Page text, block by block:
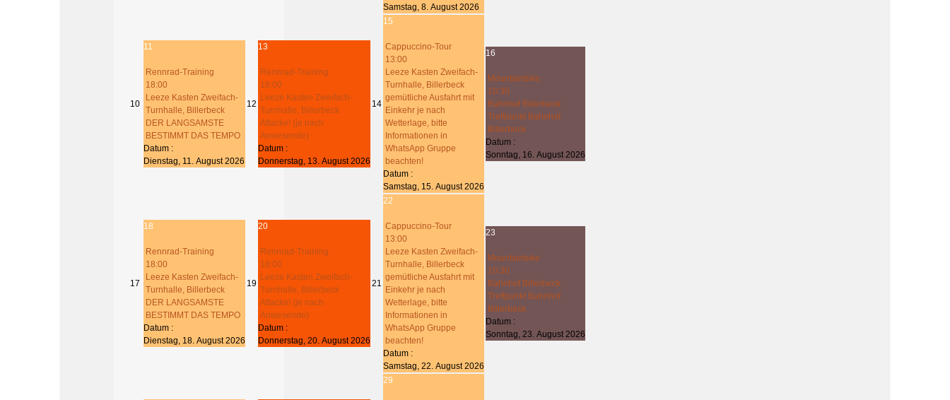
Samstag, 8. August 2026
10
11
Rennrad-Training
18:00
Leeze Kasten Zweifach-
Turnhalle, Billerbeck
DER LANGSAMSTE
BESTIMMT DAS TEMPO
Datum :
Dienstag, 11. August 2026
12
13
Rennrad-Training
18:00
Leeze Kasten Zweifach-
Turnhalle, Billerbeck
Attacke! (je nach
Anwesende)
Datum :
Donnerstag, 13. August 2026
14
15
Cappuccino-Tour
13:00
Leeze Kasten Zweifach-
Turnhalle, Billerbeck
gemütliche Ausfahrt mit
Einkehr je nach
Wetterlage, bitte
Informationen in
WhatsApp Gruppe
beachten!
Datum :
Samstag, 15. August 2026
16
Mountainbike
10:30
Bahnhof Billerbeck
Treffpunkt Bahnhof
Billerbeck
Datum :
Sonntag, 16. August 2026
17
18
Rennrad-Training
18:00
Leeze Kasten Zweifach-
Turnhalle, Billerbeck
DER LANGSAMSTE
BESTIMMT DAS TEMPO
Datum :
Dienstag, 18. August 2026
19
20
Rennrad-Training
18:00
Leeze Kasten Zweifach-
Turnhalle, Billerbeck
Attacke! (je nach
Anwesende)
Datum :
Donnerstag, 20. August 2026
21
22
Cappuccino-Tour
13:00
Leeze Kasten Zweifach-
Turnhalle, Billerbeck
gemütliche Ausfahrt mit
Einkehr je nach
Wetterlage, bitte
Informationen in
WhatsApp Gruppe
beachten!
Datum :
Samstag, 22. August 2026
23
Mountainbike
10:30
Bahnhof Billerbeck
Treffpunkt Bahnhof
Billerbeck
Datum :
Sonntag, 23. August 2026
29